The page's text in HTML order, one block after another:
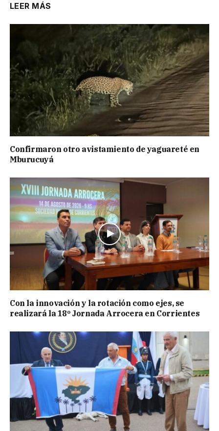
LEER MÁS
Confirmaron otro avistamiento de yaguareté en
Mburucuyá
Con la innovación y la rotación como ejes, se
realizará la 18º Jornada Arrocera en Corrientes